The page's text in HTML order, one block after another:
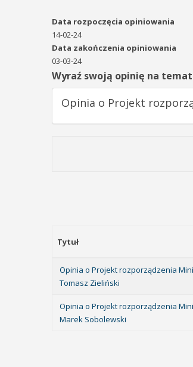
Data rozpoczęcia opiniowania
14-02-24
Data zakończenia opiniowania
03-03-24
Wyraź swoją opinię na
Opinia o Projekt
Tytuł
Opinia o Projekt rozporządzenia
Tomasz Zieliński
Opinia o Projekt rozporządzenia
Marek Sobolewski